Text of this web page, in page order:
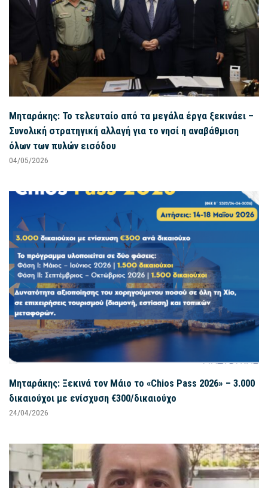
Μηταράκης: Το τελευταίο από τα μεγάλα έργα ξεκινάει –
Συνολική στρατηγική αλλαγή για το νησί η αναβάθμιση
όλων των πυλών εισόδου
04/05/2026
Μηταράκης: Ξεκινά τον Μάιο το «Chios Pass 2026» – 3.000
δικαιούχοι με ενίσχυση €300/δικαιούχο
24/04/2026